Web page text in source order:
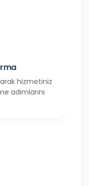
hizmetiniz
adımlarını